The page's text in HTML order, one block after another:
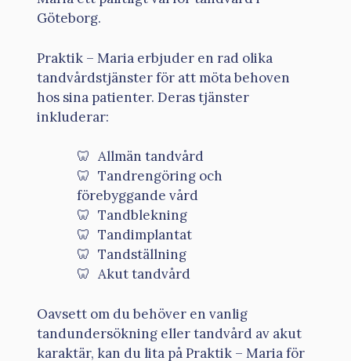
Göteborg.
Praktik – Maria erbjuder en rad olika
tandvårdstjänster för att möta behoven
hos sina patienter. Deras tjänster
inkluderar:
Allmän tandvård
Tandrengöring och
förebyggande vård
Tandblekning
Tandimplantat
Tandställning
Akut tandvård
Oavsett om du behöver en vanlig
tandundersökning eller tandvård av akut
karaktär, kan du lita på Praktik – Maria för